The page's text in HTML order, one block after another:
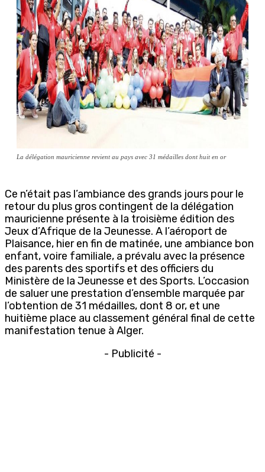
La délégation mauricienne revient au pays avec 31 médailles dont huit en or
Ce n’était pas l’ambiance des grands jours pour le
retour du plus gros contingent de la délégation
mauricienne présente à la troisième édition des
Jeux d’Afrique de la Jeunesse. A l’aéroport de
Plaisance, hier en fin de matinée, une ambiance bon
enfant, voire familiale, a prévalu avec la présence
des parents des sportifs et des officiers du
Ministère de la Jeunesse et des Sports. L’occasion
de saluer une prestation d’ensemble marquée par
l’obtention de 31 médailles, dont 8 or, et une
huitième place au classement général final de cette
manifestation tenue à Alger.
- Publicité -